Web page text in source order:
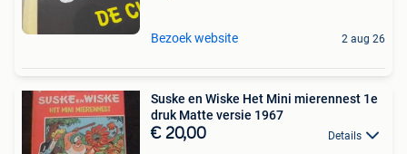
Bezoek website 2 aug 26
Suske en Wiske Het Mini mierennest 1e
druk Matte versie 1967
€ 20,00 Details